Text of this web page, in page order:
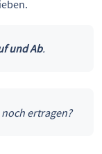
und Ab.
ertragen?